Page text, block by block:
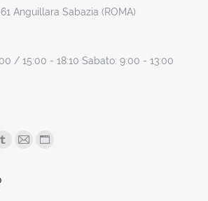
Anguillara Sabazia (ROMA)
/ 15:00 - 18:10 Sabato: 9:00 - 13:00
TumblrMailSito